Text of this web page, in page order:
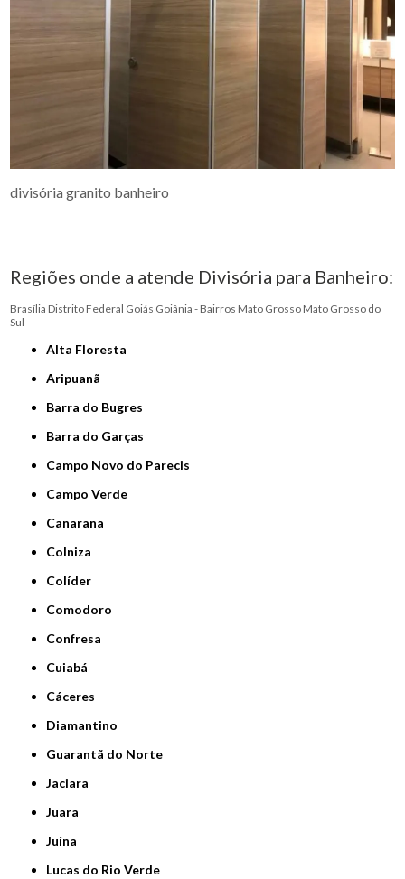
divisória granito banheiro
Regiões onde a atende Divisória para Banheiro:
Brasília Distrito Federal Goiás Goiânia - Bairros Mato Grosso Mato Grosso do
Sul
Alta Floresta
Aripuanã
Barra do Bugres
Barra do Garças
Campo Novo do Parecis
Campo Verde
Canarana
Colniza
Colíder
Comodoro
Confresa
Cuiabá
Cáceres
Diamantino
Guarantã do Norte
Jaciara
Juara
Juína
Lucas do Rio Verde